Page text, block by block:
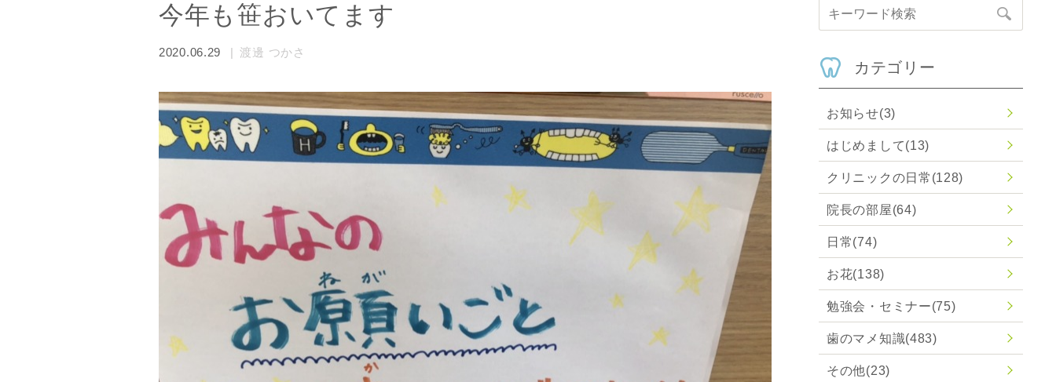
今年も笹おいてます
2020.06.29 渡邊 つかさ
カテゴリー
お知らせ(3)
はじめまして(13)
クリニックの日常 (128)
院長の部屋(64)
日常(74)
お花(138)
勉強会・セミナー(75)
歯のマメ知識(483)
その他(23)